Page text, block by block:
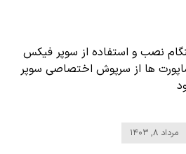
نصب و استفاده از سوپر فیکس
ها از سرپوش اختصاصی سوپر
مرداد ۸, ۱۴۰۳